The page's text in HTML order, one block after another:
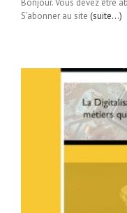
Bonjour. Vous devez être
S’abonner au site (suite…)